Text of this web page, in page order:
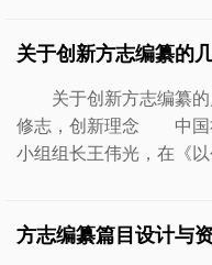
关于创新方志编纂的
关于创新方志编纂
修志，创新理念 中国
小组组长王伟光，在《以
方志编纂篇目设计与